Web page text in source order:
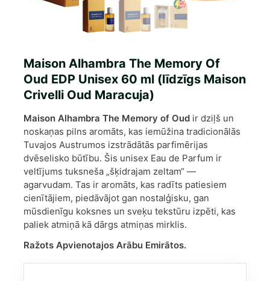
Maison Alhambra The Memory Of
Oud EDP Unisex 60 ml (līdzīgs Maison
Crivelli Oud Maracuja)
Maison Alhambra The Memory of Oud ir dziļš un
noskaņas pilns aromāts, kas iemūžina tradicionālās
Tuvajos Austrumos izstrādātās parfimērijas
dvēselisko būtību. Šis unisex Eau de Parfum ir
veltījums tuksneša „šķidrajam zeltam“ —
agarvudam. Tas ir aromāts, kas radīts patiesiem
cienītājiem, piedāvājot gan nostalģisku, gan
mūsdienīgu koksnes un sveķu tekstūru izpēti, kas
paliek atmiņā kā dārgs atmiņas mirklis.
Ražots Apvienotajos Arābu Emirātos.